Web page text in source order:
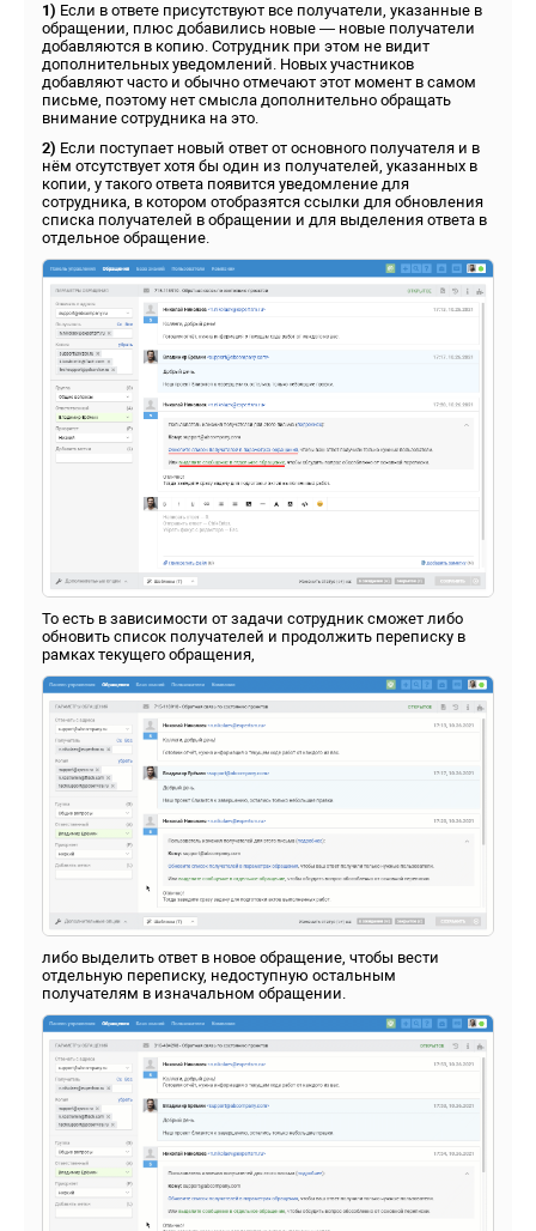
1) Если в ответе присутствуют все получатели, указанные в
обращении, плюс добавились новые — новые получатели
добавляются в копию. Сотрудник при этом не видит
дополнительных уведомлений. Новых участников
добавляют часто и обычно отмечают этот момент в самом
письме, поэтому нет смысла дополнительно обращать
внимание сотрудника на это.
2) Если поступает новый ответ от основного получателя и в
нём отсутствует хотя бы один из получателей, указанных в
копии, у такого ответа появится уведомление для
сотрудника, в котором отобразятся ссылки для обновления
списка получателей в обращении и для выделения ответа в
отдельное обращение.
То есть в зависимости от задачи сотрудник сможет либо
обновить список получателей и продолжить переписку в
рамках текущего обращения,
либо выделить ответ в новое обращение, чтобы вести
отдельную переписку, недоступную остальным
получателям в изначальном обращении.